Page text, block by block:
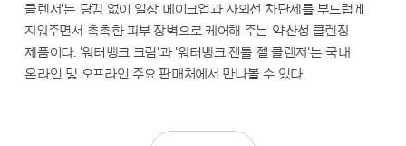
클렌저'는 당김 없이 일상 메이크업과 자외선 차단제를 부드럽게
지워주면서 촉촉한 피부 장벽으로 케어해 주는 약산성 클렌징
제품이다. '워터뱅크 크림'과 '워터뱅크 젠틀 젤 클렌저'는 국내
온라인 및 오프라인 주요 판매처에서 만나볼 수 있다.